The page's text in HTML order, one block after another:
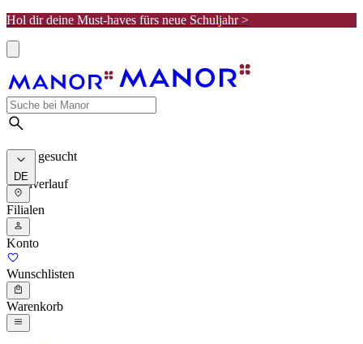
Hol dir deine Must-haves fürs neue Schuljahr >
Meist gesucht
Suchverlauf
DE
Filialen
Konto
Wunschlisten
Warenkorb